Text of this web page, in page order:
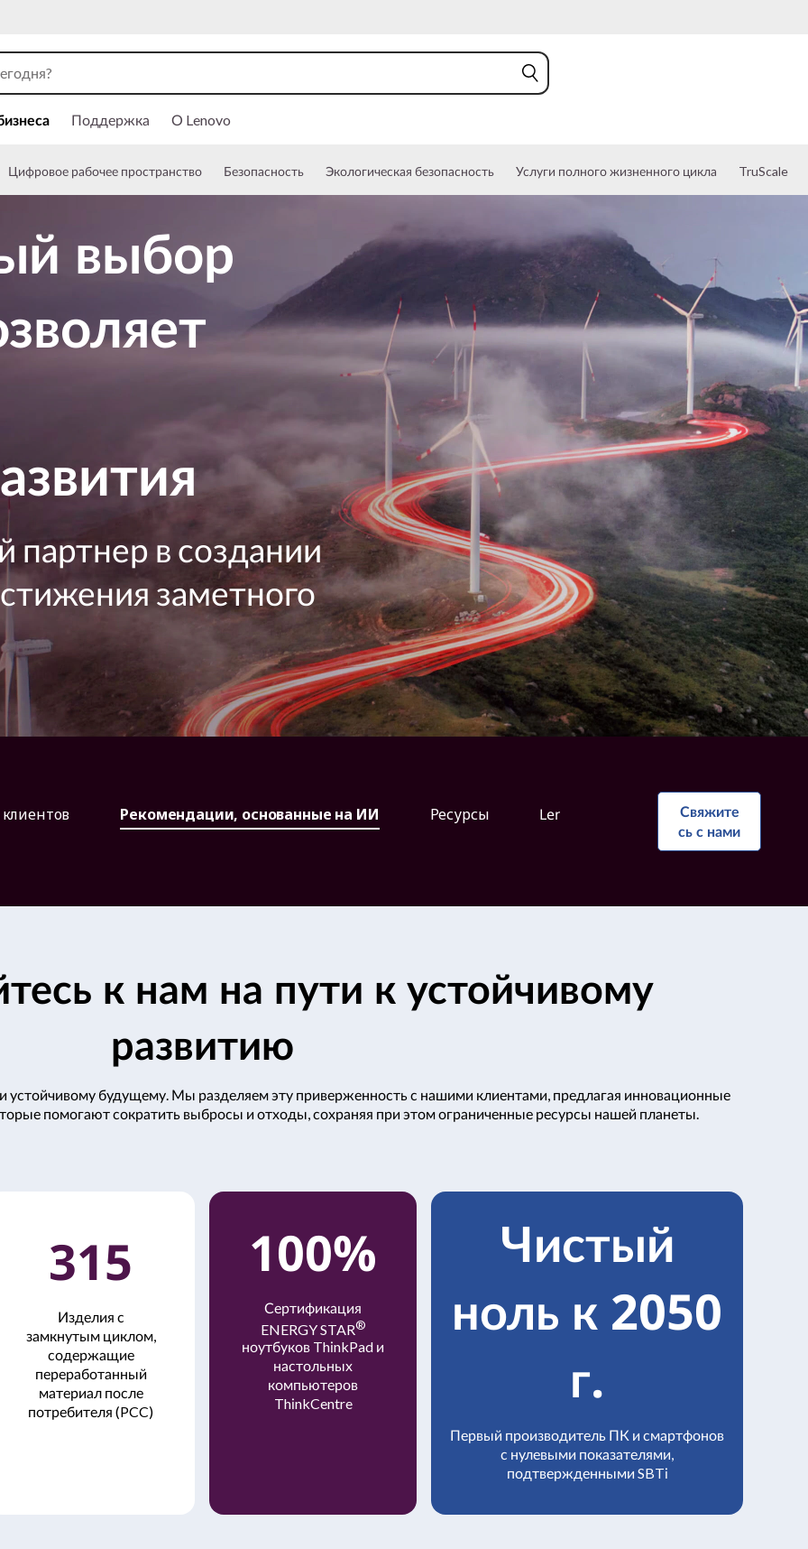
Поддержка О Lenovo
Цифровое рабочее пространство Безопасность Экологическая безопасность Услуги полного жизненного цикла TruScale
выбор
в создании
заметного
Рекомендации, основанные на ИИ Ресурсы Lenovo усиливает Lenovo
Свяжите
сь с нами
к нам на пути к устойчивому
развитию
устойчивому будущему. Мы разделяем эту приверженность с нашими клиентами, предлагая инновационные
помогают сократить выбросы и отходы, сохраняя при этом ограниченные ресурсы нашей планеты.
315
Изделия с
замкнутым циклом,
содержащие
переработанный
материал после
потребителя (PCC)
100%
Сертификация
ENERGY STAR®
ноутбуков ThinkPad и
настольных
компьютеров
ThinkCentre
Чистый
ноль к 2050
г.
Первый производитель ПК и смартфонов
с нулевыми показателями,
подтвержденными SBTi